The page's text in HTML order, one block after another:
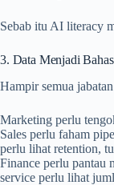
Sebab itu AI literacy
3. Data Menjadi
Hampir semua
Marketing perlu
Sales perlu faham
perlu lihat retention,
Finance perlu pantau
service perlu lihat